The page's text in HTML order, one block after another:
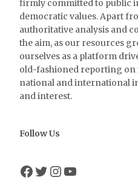
firmly committed to public
democratic values. Apart
authoritative analysis and
the aim, as our resources
ourselves as a platform
old-fashioned reporting on
national and international
and interest.
Follow Us
Facebook
Twitter
Instagram
YouTube